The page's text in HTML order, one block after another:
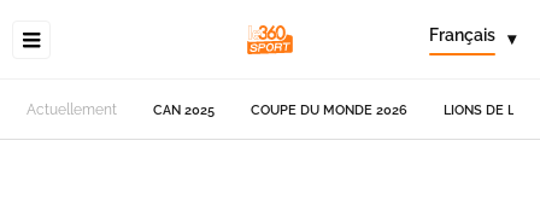
Français ▾
Actuellement CAN 2025 COUPE DU MONDE 2026 LIONS DE